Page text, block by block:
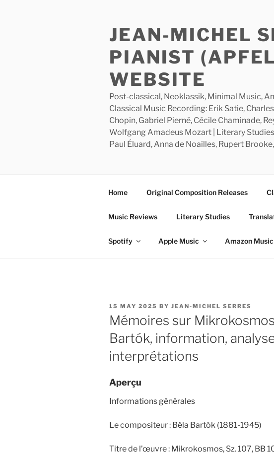
JEAN-MICHEL
PIANIST
WEBSITE
Post-classical, Neoklassik, Minimal Music,
Classical Music Recording: Erik Satie,
Chopin, Gabriel Pierné, Cécile Chaminade,
Wolfgang Amadeus Mozart | Literary
Paul Éluard, Anna de Noailles, Rupert
Home Original Composition Releases
Music Reviews Literary Studies
Spotify Apple Music Amazon Music
POSTED
ON
15 MAY 2025 BY JEAN-MICHEL SERRES
Mémoires sur
Bartók, information,
interprétations
Aperçu
Informations générales
Le compositeur : Béla Bartók (1881-1945)
Titre de l’œuvre : Mikrokosmos, Sz. 107, BB